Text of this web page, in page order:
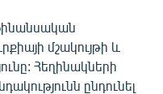
մշակույթի և
Հեղինակների
ընդունել